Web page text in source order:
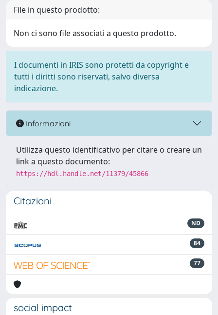
File in questo prodotto:
Non ci sono file associati a questo prodotto.
I documenti in IRIS sono protetti da copyright e
tutti i diritti sono riservati, salvo diversa
indicazione.
Informazioni
Utilizza questo identificativo per citare o creare un
link a questo documento:
https://hdl.handle.net/11379/45866
Citazioni
ND
84
77
social impact